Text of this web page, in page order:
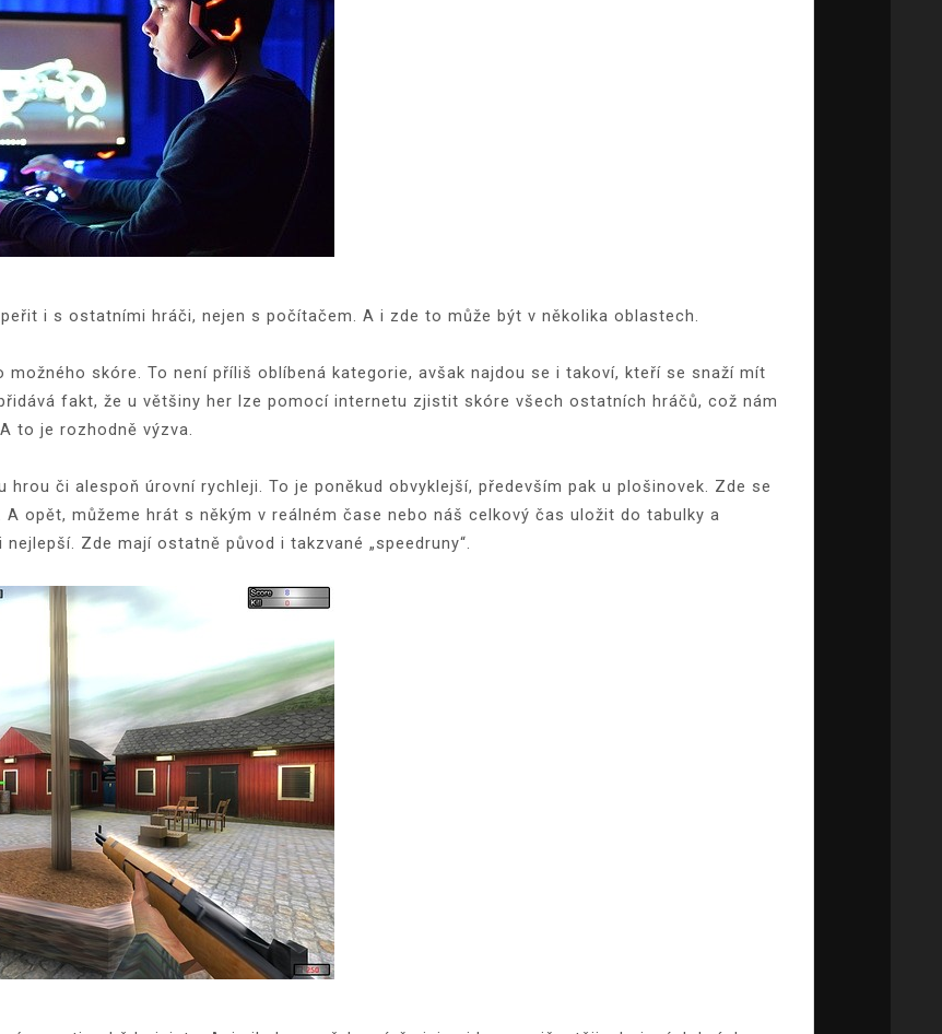
i s ostatními hráči, nejen s počítačem. A i zde to může být v několika oblastech.
skóre. To není příliš oblíbená kategorie, avšak najdou se i takoví, kteří se snaží mít
fakt, že u většiny her lze pomocí internetu zjistit skóre všech ostatních hráčů, což nám
to je rozhodně výzva.
či alespoň úrovní rychleji. To je poněkud obvyklejší, především pak u plošinovek. Zde se
opět, můžeme hrát s někým v reálném čase nebo náš celkový čas uložit do tabulky a
Zde mají ostatně původ i takzvané „speedruny“.